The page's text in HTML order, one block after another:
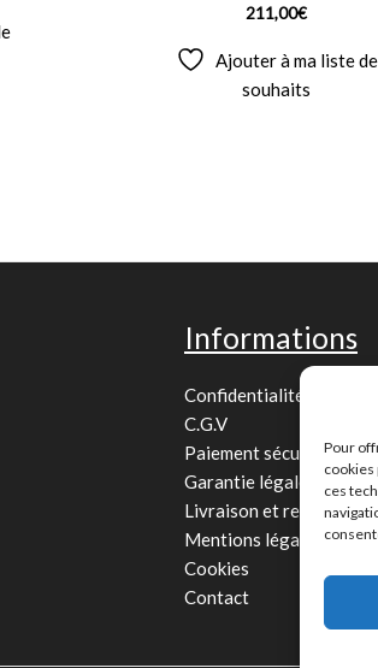
Pour
cookies
ces
211,00€
Ajouter à ma liste de
souhaits
Informations
Confidentialité
C.G.V
Paiement sécurisé
Garantie légale
Livraison et retour
Mentions légales
Cookies
Contact